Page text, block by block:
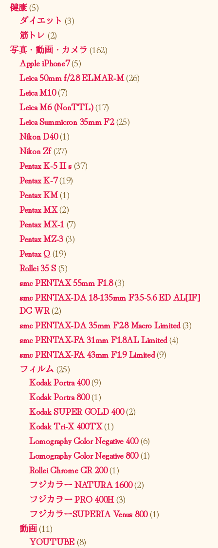
健康(5)
ダイエット (3)
筋トレ (2)
写真・動画・カメラ (162)
Apple iPhone7(5)
Leica 50mm f/2.8 ELMAR-M(26)
Leica M10(7)
Leica M6 (NonTTL)(17)
Leica Summicron 35mm F2(25)
Nikon D40(1)
Nikon Zf(27)
Pentax K-5 II s(37)
Pentax K-7(19)
Pentax KM(1)
Pentax MX(2)
Pentax MX-1 (7)
Pentax MZ-3(3)
Pentax Q(19)
Rollei 35 S(5)
smc PENTAX 55mm F1.8(3)
smc PENTAX-DA 18-135mm F3.5-5.6 ED AL[IF]
DC WR(2)
smc PENTAX-DA 35mm F2.8 Macro Limited(3)
smc PENTAX-FA 31mm F1.8AL Limited(4)
smc PENTAX-FA 43mm F1.9 Limited(9)
フィルム (25)
Kodak Portra 400(9)
Kodak Portra 800(1)
Kodak SUPER GOLD 400(2)
Kodak Tri-X 400TX(1)
Lomography Color Negative 400(6)
Lomography Color Negative 800(1)
Rollei Chrome CR 200(1)
フジカラー NATURA 1600(2)
フジカラー PRO 400H(3)
フジカラーSUPERIA Venus 800(1)
動画(11)
YOUTUBE(8)